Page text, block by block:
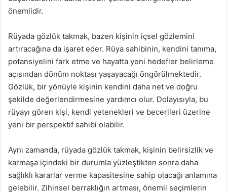
önemlidir.
Rüyada gözlük takmak, bazen kişinin içsel gözlemini
artıracağına da işaret eder. Rüya sahibinin, kendini tanıma,
potansiyelini fark etme ve hayatta yeni hedefler belirleme
açısından dönüm noktası yaşayacağı öngörülmektedir.
Gözlük, bir yönüyle kişinin kendini daha net ve doğru
şekilde değerlendirmesine yardımcı olur. Dolayısıyla, bu
rüyayı gören kişi, kendi yetenekleri ve becerileri üzerine
yeni bir perspektif sahibi olabilir.
Aynı zamanda, rüyada gözlük takmak, kişinin belirsizlik ve
karmaşa içindeki bir durumla yüzleştikten sonra daha
sağlıklı kararlar verme kapasitesine sahip olacağı anlamına
gelebilir. Zihinsel berraklığın artması, önemli seçimlerin